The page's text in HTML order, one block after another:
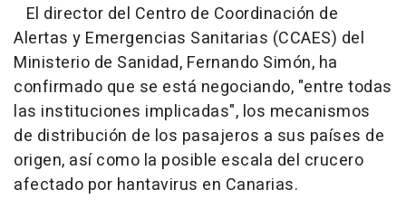
El director del Centro de Coordinación de
Alertas y Emergencias Sanitarias (CCAES) del
Ministerio de Sanidad, Fernando Simón, ha
confirmado que se está negociando, "entre todas
las instituciones implicadas", los mecanismos
de distribución de los pasajeros a sus países de
origen, así como la posible escala del crucero
afectado por hantavirus en Canarias.